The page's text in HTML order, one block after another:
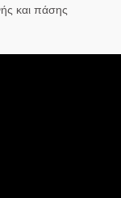
και πάσης